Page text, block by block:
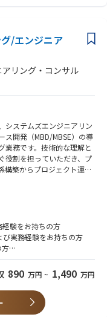
をつなぐプロセスに関わる
するソリューション提案と
CAEの精度向上への貢献
をお聞きし、課題解決に向
れたら、弊社の方でプロジ
・エンジニアリングサービ
で、MBSE/MBDのニーズ
域のスペシャリスト集団と
)からの出資、バックアッ
ことからも、安定性と将来
れぞれの強み、スキルを補
進し、コンサルタントとし
やHILS/SILS試験の経験
く開発・監査経験
経験
、Tier1サプライヤー、電
/エンジニア
リング・コンサル
システムズエンジニアリン
ス開発（MBD/MBSE）の導
業務です。技術的な理解と
役割を担っていただき、プ
構築からプロジェクト運営
においては、実際にご自
構築等も行って頂きま
考に基づく開発プロセス改
務設計・体制構築支援
等）活用の推進・現場導
）診断および改善提案
提案活動
管理・チームマネジメント
経験をお持ちの方
び実務経験をお持ちの方
方
をお持ちの方
ービスやコンサルティン
する製造業で活かしたい
890 万円 ~ 1,490 万円